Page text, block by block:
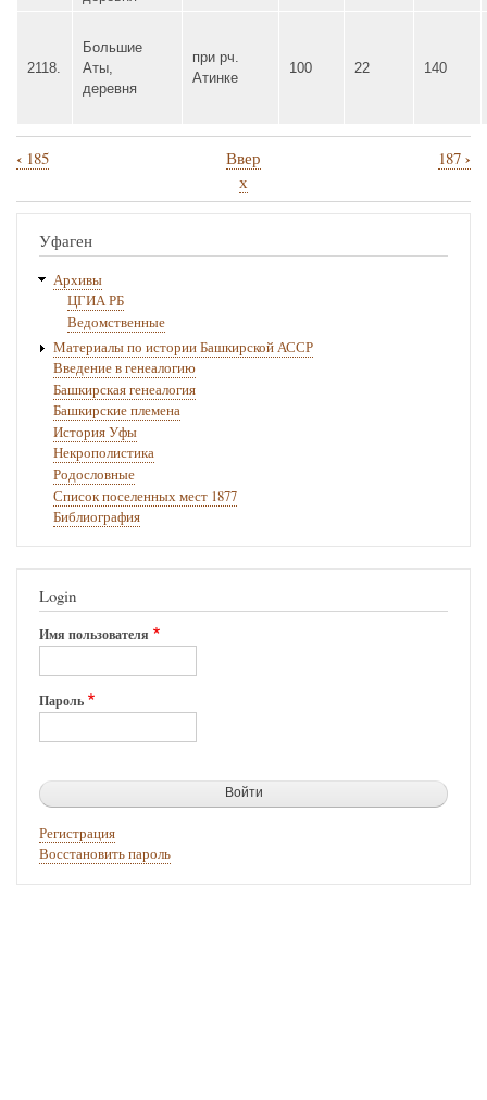
2118.
Большие
Аты,
деревня
при рч.
Атинке
100 22 140
Перекрёстные
ссылки
книги
для
‹ 185
Ввер
х
187 ›
Уфаген
Архивы
ЦГИА РБ
Ведомственные
Материалы по истории Башкирской АССР
Введение в генеалогию
Башкирская генеалогия
Башкирские племена
История Уфы
Некрополистика
Родословные
Список поселенных мест 1877
Библиография
Login
Имя пользователя
Пароль
Регистрация
Восстановить пароль